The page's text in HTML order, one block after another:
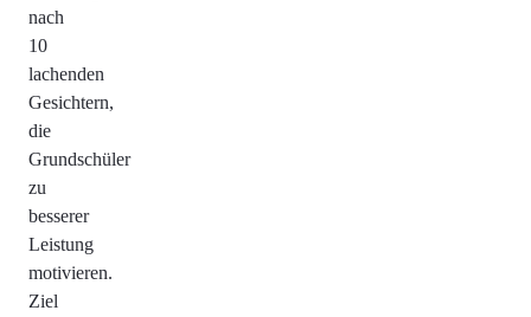
nach
10
lachenden
Gesichtern,
die
Grundschüler
zu
besserer
Leistung
motivieren.
Ziel